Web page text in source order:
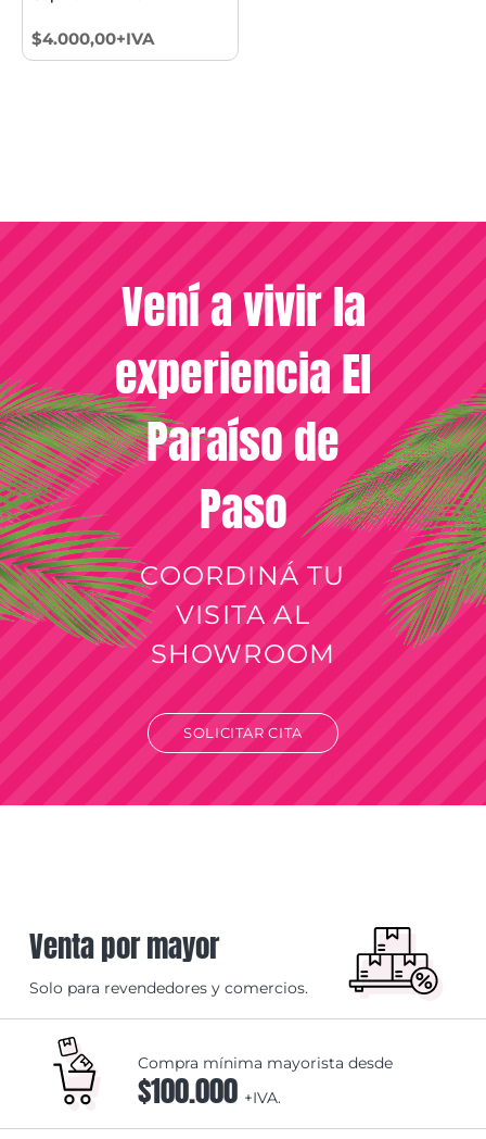
$4.000,00+IVA
Vení a vivir la
experiencia El
Paraíso de
Paso
COORDINÁ TU
VISITA AL
SHOWROOM
SOLICITAR CITA
Venta por mayor
Solo para revendedores y comercios.
Compra mínima mayorista desde
$100.000 +IVA.